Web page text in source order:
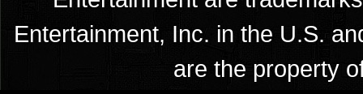
Entertainment, Inc. in the U.S.
are the property